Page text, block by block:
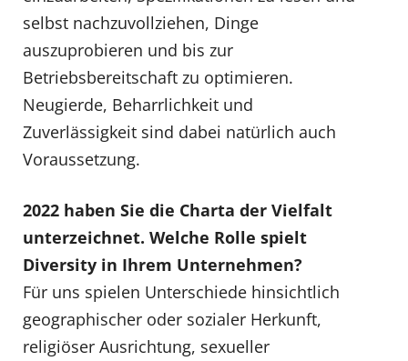
selbst nachzuvollziehen, Dinge
auszuprobieren und bis zur
Betriebsbereitschaft zu optimieren.
Neugierde, Beharrlichkeit und
Zuverlässigkeit sind dabei natürlich auch
Voraussetzung.
2022 haben Sie die Charta der Vielfalt
unterzeichnet. Welche Rolle spielt
Diversity in Ihrem Unternehmen?
Für uns spielen Unterschiede hinsichtlich
geographischer oder sozialer Herkunft,
religiöser Ausrichtung, sexueller